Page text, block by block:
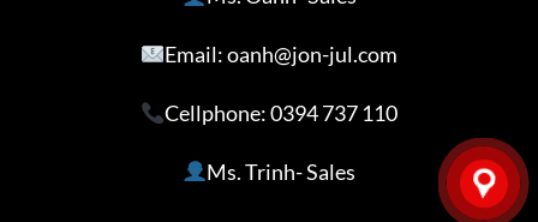
Email: oanh@jon-jul.com
Cellphone:0394 737 110
Ms. Trinh- Sales